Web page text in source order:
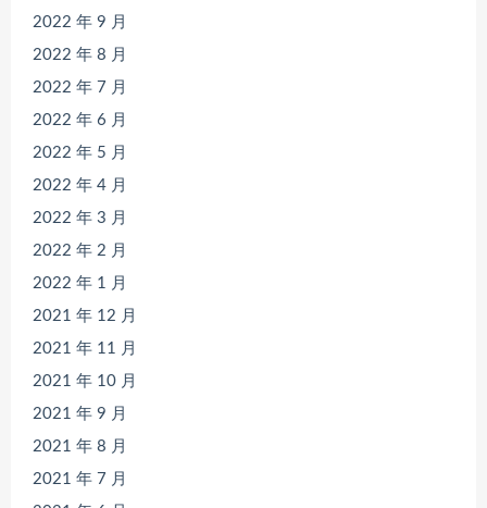
2022 年 9 月
2022 年 8 月
2022 年 7 月
2022 年 6 月
2022 年 5 月
2022 年 4 月
2022 年 3 月
2022 年 2 月
2022 年 1 月
2021 年 12 月
2021 年 11 月
2021 年 10 月
2021 年 9 月
2021 年 8 月
2021 年 7 月